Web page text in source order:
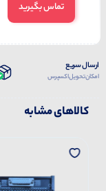
تماس بگیرید
ارسال سریع
امکان تحویل اکسپرس
کالاهای مشابه